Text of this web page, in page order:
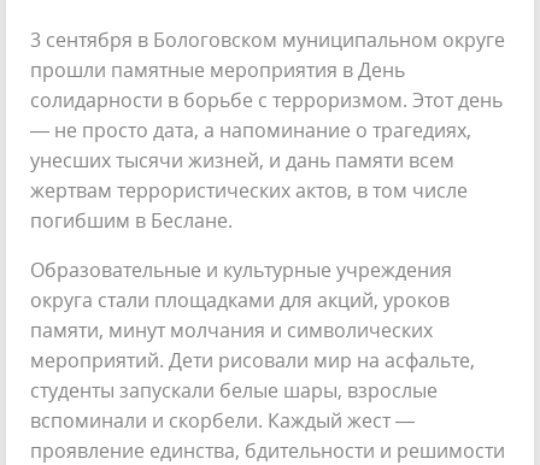
3 сентября в Бологовском муниципальном округе
прошли памятные мероприятия в День
солидарности в борьбе с терроризмом. Этот день
— не просто дата, а напоминание о трагедиях,
унесших тысячи жизней, и дань памяти всем
жертвам террористических актов, в том числе
погибшим в Беслане.
Образовательные и культурные учреждения
округа стали площадками для акций, уроков
памяти, минут молчания и символических
мероприятий. Дети рисовали мир на асфальте,
студенты запускали белые шары, взрослые
вспоминали и скорбели. Каждый жест —
проявление единства, бдительности и решимости